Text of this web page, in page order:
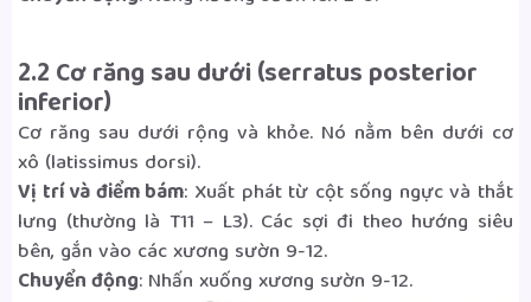
2.2 Cơ răng sau dưới (serratus posterior
inferior)
Cơ răng sau dưới rộng và khỏe. Nó nằm bên dưới cơ
xô (latissimus dorsi).
Vị trí và điểm bám: Xuất phát từ cột sống ngực và thắt
lưng (thường là T11 – L3). Các sợi đi theo hướng siêu
bên, gắn vào các xương sườn 9-12.
Chuyển động: Nhấn xuống xương sườn 9-12.